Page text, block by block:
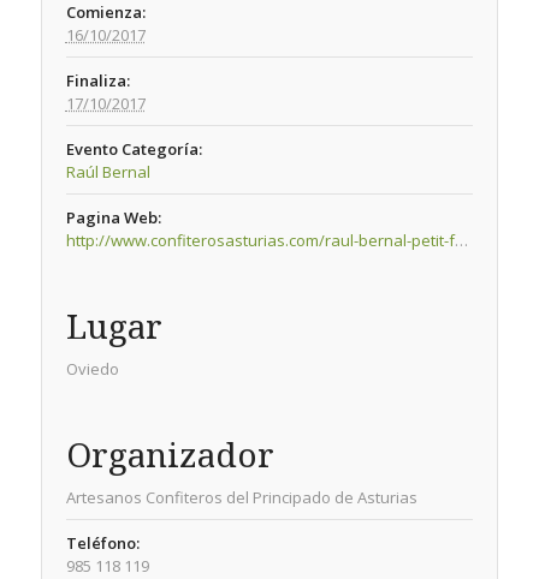
Comienza:
16/10/2017
Finaliza:
17/10/2017
Evento Categoría:
Raúl Bernal
Pagina Web:
http://www.confiterosasturias.com/raul-bernal-petit-fours-pasteleria-y-chocolate-master-class/
Lugar
Oviedo
Organizador
Artesanos Confiteros del Principado de Asturias
Teléfono:
985 118 119